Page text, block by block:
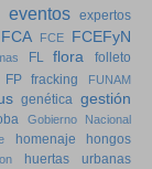
eventos expertos
FCA FCE FCEFyN
FL flora
folleto
FP fracking
FUNAM
genética gestión
Gobierno Nacional
homenaje hongos
huertas urbanas